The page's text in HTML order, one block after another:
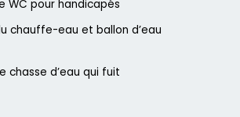
WC pour handicapés
chauffe-eau et ballon d’eau
chasse d’eau qui fuit